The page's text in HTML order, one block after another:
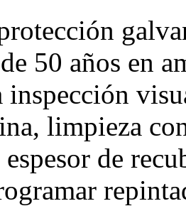
50 años en
inspección
limpieza
espesor de